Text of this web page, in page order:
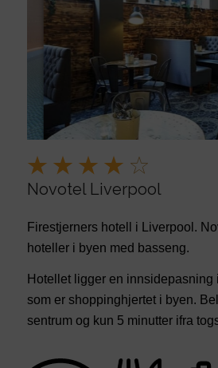
Novotel Liverpool
Firestjerners hotell i Liverpool.
hoteller i byen med basseng.
Hotellet ligger en innsidepasning
som er shoppinghjertet i byen.
sentrum og kun 5 minutter ifra